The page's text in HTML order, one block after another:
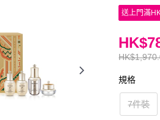
送上門滿
規格
7件裝